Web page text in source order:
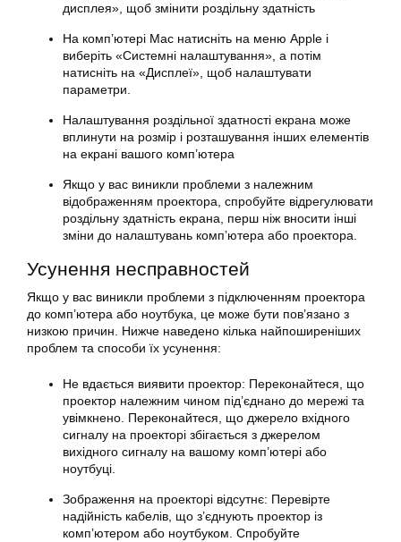
дисплея», щоб змінити роздільну здатність
На комп’ютері Mac натисніть на меню Apple і
виберіть «Системні налаштування», а потім
натисніть на «Дисплеї», щоб налаштувати
параметри.
Налаштування роздільної здатності екрана може
вплинути на розмір і розташування інших елементів
на екрані вашого комп’ютера
Якщо у вас виникли проблеми з належним
відображенням проектора, спробуйте відрегулювати
роздільну здатність екрана, перш ніж вносити інші
зміни до налаштувань комп’ютера або проектора.
Усунення несправностей
Якщо у вас виникли проблеми з підключенням проектора
до комп’ютера або ноутбука, це може бути пов’язано з
низкою причин. Нижче наведено кілька найпоширеніших
проблем та способи їх усунення:
Не вдається виявити проектор: Переконайтеся, що
проектор належним чином під’єднано до мережі та
увімкнено. Переконайтеся, що джерело вхідного
сигналу на проекторі збігається з джерелом
вихідного сигналу на вашому комп’ютері або
ноутбуці.
Зображення на проекторі відсутнє: Перевірте
надійність кабелів, що з’єднують проектор із
комп’ютером або ноутбуком. Спробуйте